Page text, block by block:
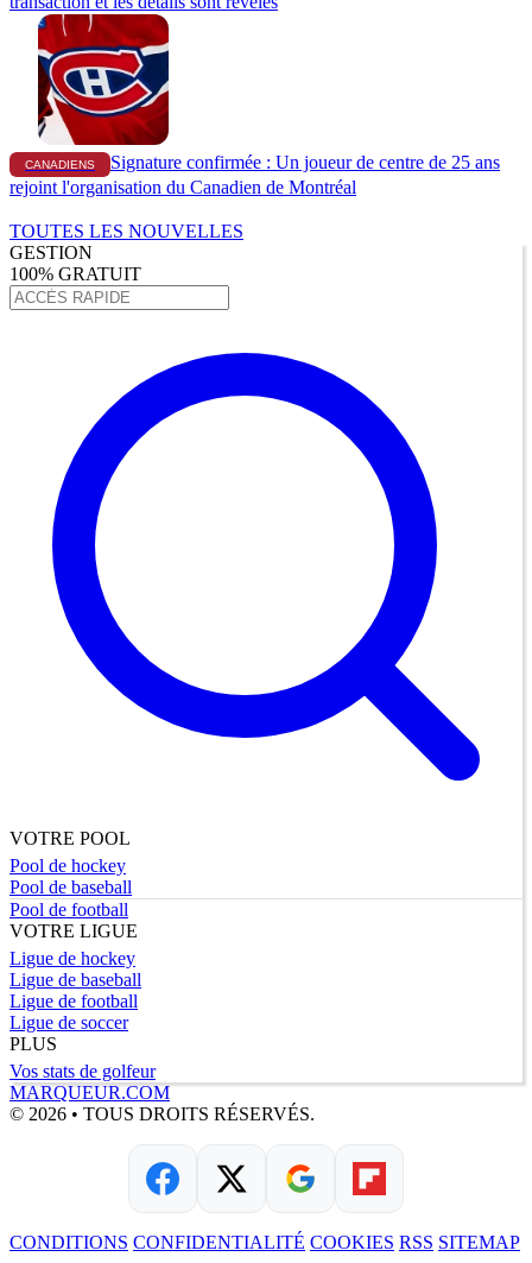
CANADIENS
Signature confirmée : Un joueur de centre de 25 ans
rejoint l'organisation du Canadien de Montréal
TOUTES LES NOUVELLES
GESTION
100% GRATUIT
VOTRE POOL
Pool de hockey
Pool de baseball
Pool de football
VOTRE LIGUE
Ligue de hockey
Ligue de baseball
Ligue de football
Ligue de soccer
PLUS
Vos stats de golfeur
MARQUEUR.COM
© 2026 • TOUS DROITS RÉSERVÉS.
CONDITIONS CONFIDENTIALITÉ COOKIES RSS SITEMAP